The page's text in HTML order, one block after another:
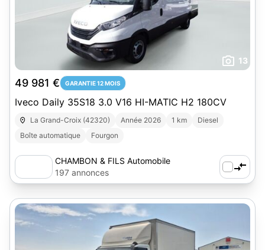
13
49 981 € GARANTIE 12 MOIS
Iveco Daily 35S18 3.0 V16 HI-MATIC H2 180CV
La Grand-Croix (42320) Année 2026 1 km
Diesel
Boîte automatique
Fourgon
CHAMBON & FILS Automobile
197 annonces